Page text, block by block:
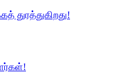
துரத்துகிறது!